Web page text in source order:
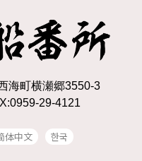
海町横瀬郷3550-3
29-4121
体中文 한국